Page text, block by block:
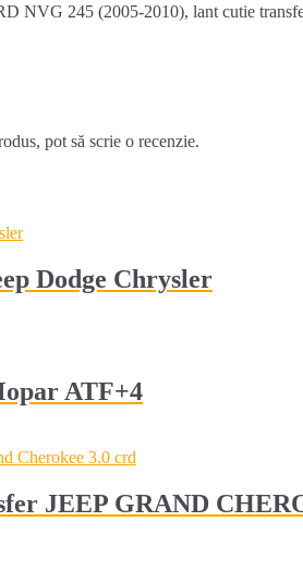
NVG 245 (2005-2010), lant cutie
pot să scrie o recenzie.
Dodge Chrysler
ATF+4
JEEP GRAND